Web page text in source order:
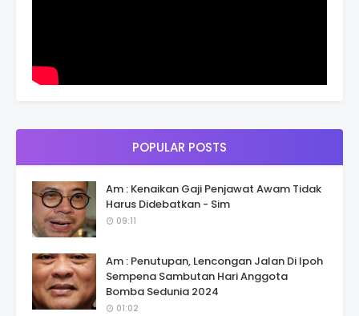
POPULAR POSTS
Am : Kenaikan Gaji Penjawat Awam Tidak
Harus Didebatkan - Sim
09:11
Am : Penutupan, Lencongan Jalan Di Ipoh
Sempena Sambutan Hari Anggota
Bomba Sedunia 2024
01:02